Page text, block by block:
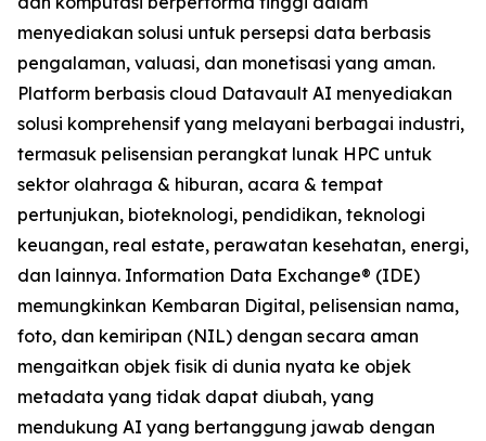
menyediakan solusi untuk persepsi data berbasis
pengalaman, valuasi, dan monetisasi yang aman.
Platform berbasis cloud Datavault AI menyediakan
solusi komprehensif yang melayani berbagai industri,
termasuk pelisensian perangkat lunak HPC untuk
sektor olahraga & hiburan, acara & tempat
pertunjukan, bioteknologi, pendidikan, teknologi
keuangan, real estate, perawatan kesehatan, energi,
dan lainnya. Information Data Exchange® (IDE)
memungkinkan Kembaran Digital, pelisensian nama,
foto, dan kemiripan (NIL) dengan secara aman
mengaitkan objek fisik di dunia nyata ke objek
metadata yang tidak dapat diubah, yang
mendukung AI yang bertanggung jawab dengan